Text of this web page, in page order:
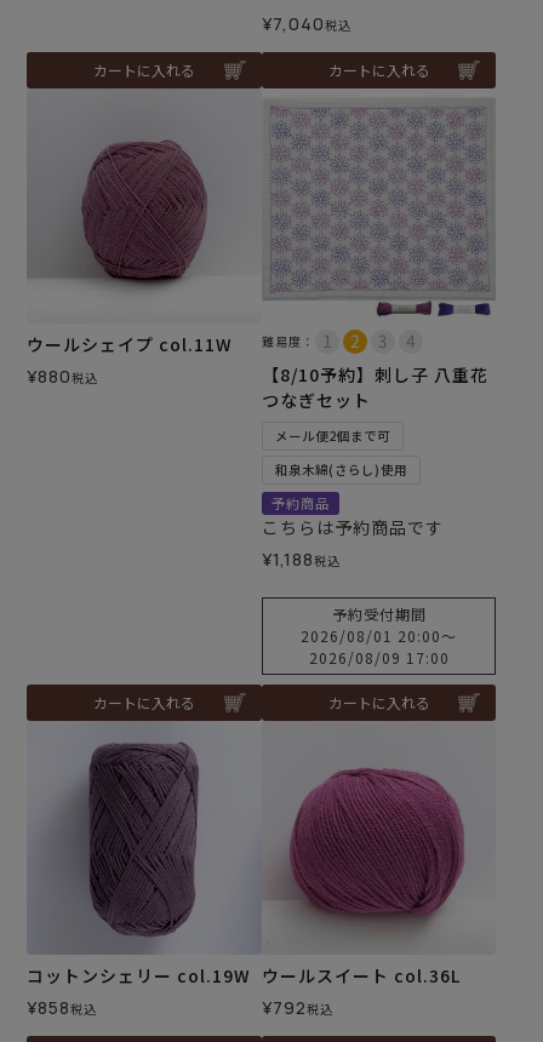
カートに入れる
¥7,040税込
カートに入れる
ウールシェイプ col.11W
¥880税込
カートに入れる
難易度：
【8/10予約】刺し子 八重花
つなぎセット
メール便2個まで可
和泉木綿(さらし)使用
予約商品
こちらは予約商品です
¥1,188税込
予約受付期間
2026/08/01 20:00〜
2026/08/09 17:00
カートに入れる
コットンシェリー col.19W
¥858税込
ウールスイート col.36L
¥792税込